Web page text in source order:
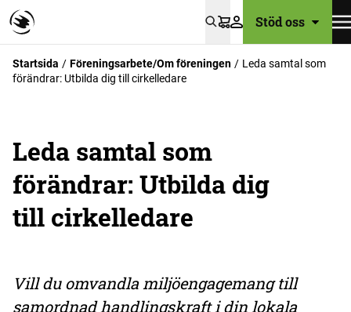
VarukorgStöd oss
Startsida Föreningsarbete/Om föreningen
Leda samtal som
förändrar: Utbilda dig till cirkelledare
Leda samtal som
förändrar: Utbilda dig
till cirkelledare
Vill du omvandla miljöengagemang till
samordnad handlingskraft i din lokala